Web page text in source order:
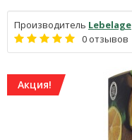
Производитель Lebelage
0 отзывов
Акция!